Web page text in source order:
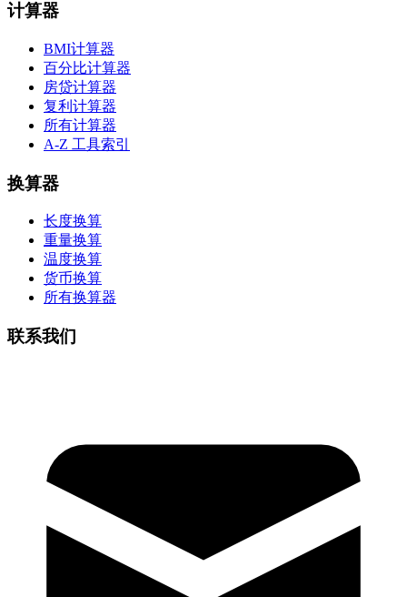
计算器
BMI计算器
百分比计算器
房贷计算器
复利计算器
所有计算器
A-Z 工具索引
换算器
长度换算
重量换算
温度换算
货币换算
所有换算器
联系我们